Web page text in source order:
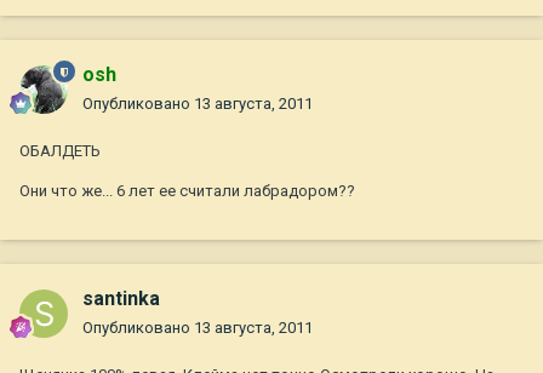
osh
Опубликовано 13 августа, 2011
ОБАЛДЕТЬ
Они что же... 6 лет ее считали лабрадором??
santinka
Опубликовано 13 августа, 2011